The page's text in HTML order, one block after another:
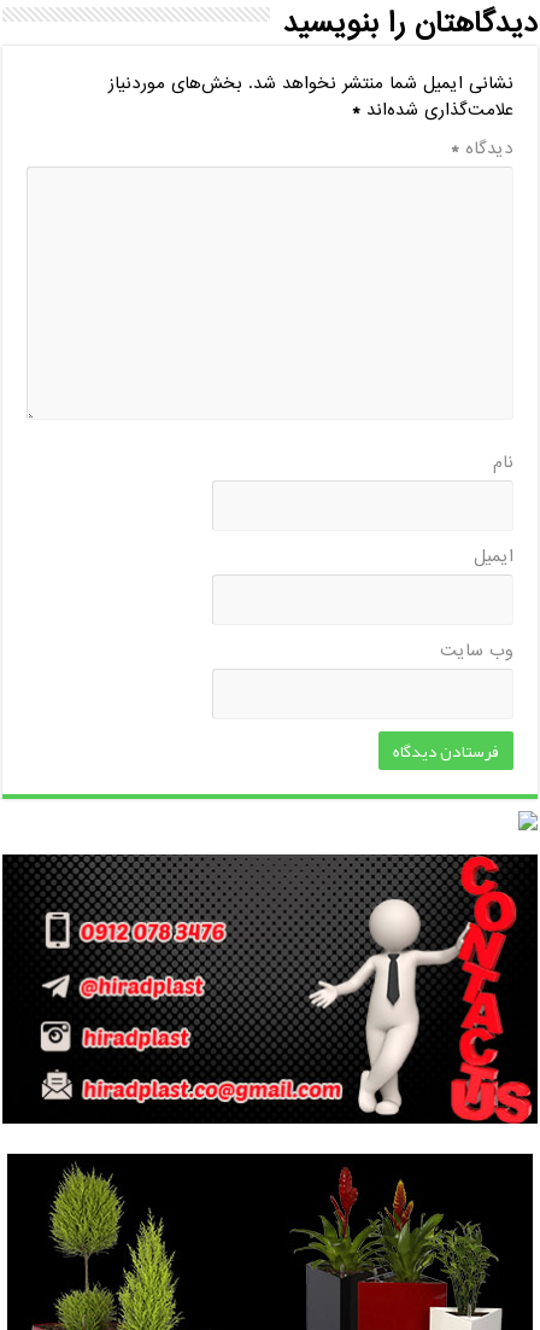
دیدگاهتان را بنویسید
نشانی ایمیل شما منتشر نخواهد شد. بخش‌های موردنیاز
علامت‌گذاری شده‌اند*
دیدگاه*
نام
ایمیل
وب‌ سایت